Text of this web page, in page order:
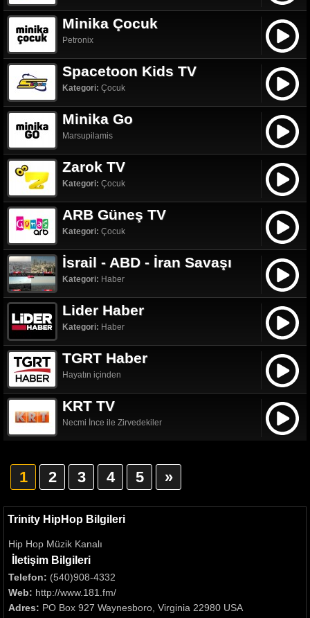
Minika Çocuk
Petronix
Spacetoon Kids TV
Kategori: Çocuk
Minika Go
Marsupilamis
Zarok TV
Kategori: Çocuk
ARB Güneş TV
Kategori: Çocuk
İsrail - ABD - İran Savaşı
Kategori: Haber
Lider Haber
Kategori: Haber
TGRT Haber
Hayatın içinden
KRT TV
Necmi İnce ile Zirvedekiler
1 2 3 4 5 »
Trinity HipHop Bilgileri
Hip Hop Müzik Kanalı
İletişim Bilgileri
Telefon: (540)908-4332
Web: http://www.181.fm/
Adres: PO Box 927 Waynesboro, Virginia 22980 USA